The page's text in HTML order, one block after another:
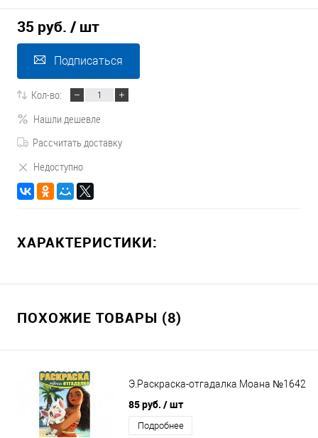
35 руб. / шт
Подписаться
Кол-во:
Нашли дешевле
Рассчитать доставку
Недоступно
ХАРАКТЕРИСТИКИ:
ПОХОЖИЕ ТОВАРЫ (8)
Э.Раскраска-отгадалка Моана №1642
85 руб. / шт
Подробнее